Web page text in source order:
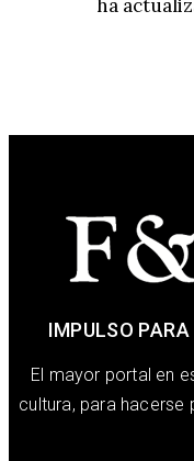
ha
IMPULSO
El mayor portal en
cultura, para hacerse